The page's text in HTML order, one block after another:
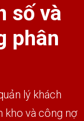
số và
phân
lý khách
kho và công nợ